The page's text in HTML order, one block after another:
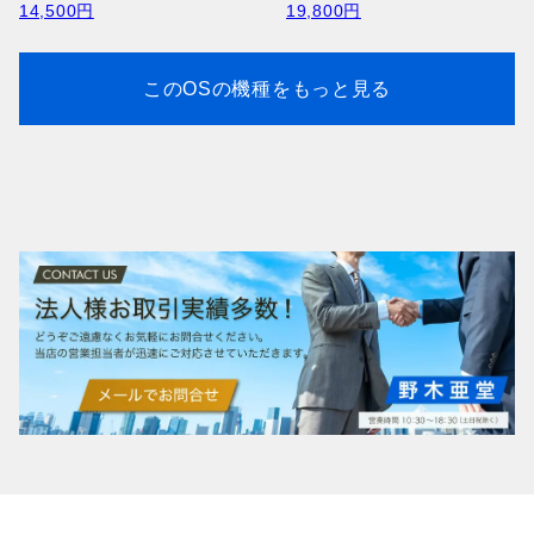
14,500円
19,800円
このOSの機種をもっと見る